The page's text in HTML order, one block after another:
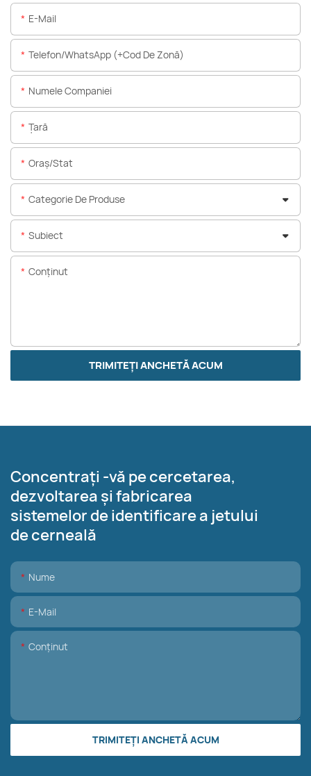
E-Mail
Telefon/WhatsApp (+Cod De Zonă)
Numele Companiei
Ţară
Oraș/stat
Categorie De Produse
Subiect
Conţinut
TRIMITEȚI ANCHETĂ ACUM
Concentrați -vă pe cercetarea,
dezvoltarea și fabricarea
sistemelor de identificare a jetului
de cerneală
Nume
E-Mail
Conţinut
TRIMITEȚI ANCHETĂ ACUM